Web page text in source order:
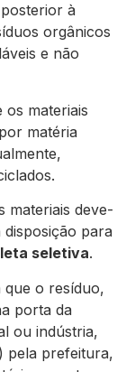
à
orgânicos
e não
materiais
matéria
materiais deve-
para
seletiva.
que o resíduo,
porta da
ou indústria,
pela prefeitura,